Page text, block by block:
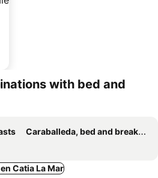
with bed and
Caraballeda, bed and breakfasts
Catia La Mar